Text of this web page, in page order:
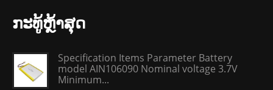
ກະ​ທູ້​ຫຼ້າ​ສຸດ
Specification Items Parameter Battery
model AIN106090 Nominal voltage 3.7V
Minimum...